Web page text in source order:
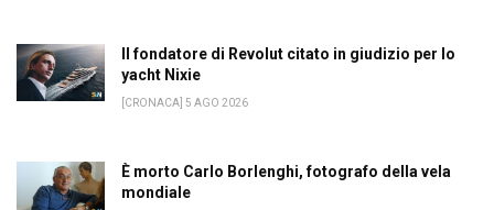
Il fondatore di Revolut citato in giudizio per lo
yacht Nixie
[CRONACA] 5 AGO 2026
È morto Carlo Borlenghi, fotografo della vela
mondiale